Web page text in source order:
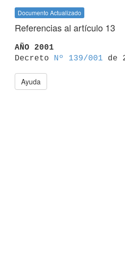
Documento Actualizado
Referencias al artículo 13
AÑO 2001
Decreto
Nº 139/001
Ayuda